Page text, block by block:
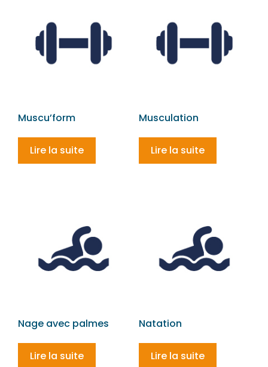
Muscu’form
Lire la suite
Musculation
Lire la suite
Nage avec palmes
Lire la suite
Natation
Lire la suite